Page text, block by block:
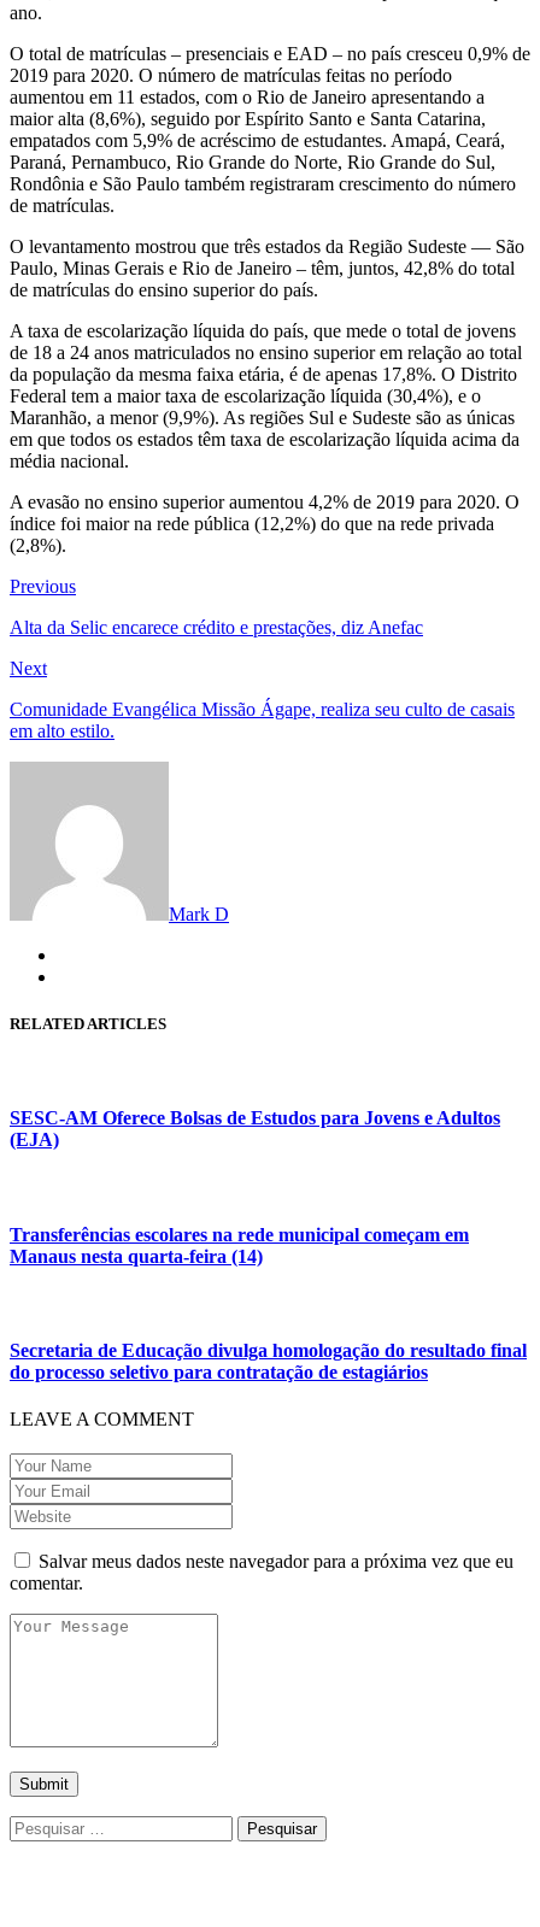
ano.
O total de matrículas – presenciais e EAD – no país cresceu 0,9% de
2019 para 2020. O número de matrículas feitas no período
aumentou em 11 estados, com o Rio de Janeiro apresentando a
maior alta (8,6%), seguido por Espírito Santo e Santa Catarina,
empatados com 5,9% de acréscimo de estudantes. Amapá, Ceará,
Paraná, Pernambuco, Rio Grande do Norte, Rio Grande do Sul,
Rondônia e São Paulo também registraram crescimento do número
de matrículas.
O levantamento mostrou que três estados da Região Sudeste — São
Paulo, Minas Gerais e Rio de Janeiro – têm, juntos, 42,8% do total
de matrículas do ensino superior do país.
A taxa de escolarização líquida do país, que mede o total de jovens
de 18 a 24 anos matriculados no ensino superior em relação ao total
da população da mesma faixa etária, é de apenas 17,8%. O Distrito
Federal tem a maior taxa de escolarização líquida (30,4%), e o
Maranhão, a menor (9,9%). As regiões Sul e Sudeste são as únicas
em que todos os estados têm taxa de escolarização líquida acima da
média nacional.
A evasão no ensino superior aumentou 4,2% de 2019 para 2020. O
índice foi maior na rede pública (12,2%) do que na rede privada
(2,8%).
Navegação
de
Post
PreviousPrevious
Alta da Selic encarece crédito e prestações, diz Anefac
NextNext
Comunidade Evangélica Missão Ágape, realiza seu culto de casais
em alto estilo.
Mark D
RELATED ARTICLES
SESC-AM Oferece Bolsas de Estudos para Jovens e Adultos
(EJA)
Transferências escolares na rede municipal começam em
Manaus nesta quarta-feira (14)
Secretaria de Educação divulga homologação do resultado final
do processo seletivo para contratação de estagiários
LEAVE A COMMENT
Salvar meus dados neste navegador para a próxima vez que eu
comentar.
Pesquisar
por: